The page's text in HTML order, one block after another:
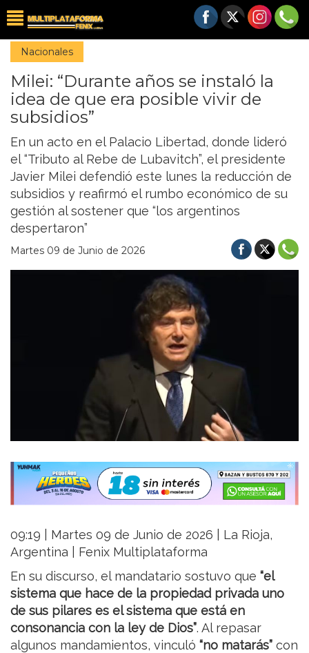
Nacionales
Milei: “Durante años se instaló la
idea de que era posible vivir de
subsidios”
En un acto en el Palacio Libertad, donde lideró
el “Tributo al Rebe de Lubavitch”, el presidente
Javier Milei defendió este lunes la reducción de
subsidios y reafirmó el rumbo económico de su
gestión al sostener que “los argentinos
despertaron”
Martes 09 de Junio de 2026
09:19 | Martes 09 de Junio de 2026 | La Rioja,
Argentina | Fenix Multiplataforma
En su discurso, el mandatario sostuvo que “el
sistema que hace de la propiedad privada uno
de sus pilares es el sistema que está en
consonancia con la ley de Dios”. Al repasar
algunos mandamientos, vinculó “no matarás” con